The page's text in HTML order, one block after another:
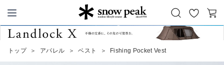
Snow Peak
お
気
カ
トップ ＞ アパレル ＞ ベスト ＞ Fishing Pocket Vest